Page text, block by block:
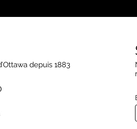
depuis 1883